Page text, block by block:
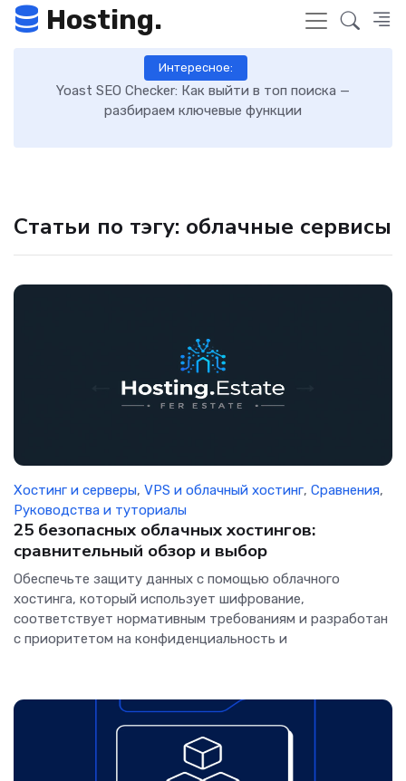
Hosting.
Интересное:
Yoast SEO Checker: Как выйти в топ поиска —
разбираем ключевые функции
Статьи по тэгу: облачные сервисы
Хостинг и серверы, VPS и облачный хостинг, Сравнения,
Руководства и туториалы
25 безопасных облачных хостингов:
сравнительный обзор и выбор
Обеспечьте защиту данных с помощью облачного
хостинга, который использует шифрование,
соответствует нормативным требованиям и разработан
с приоритетом на конфиденциальность и